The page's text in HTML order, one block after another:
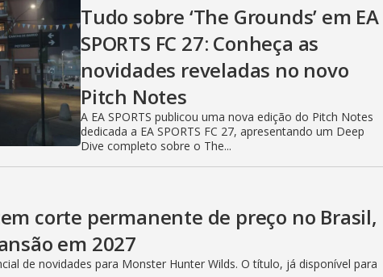
Tudo sobre ‘The Grounds’ em EA
SPORTS FC 27: Conheça as
novidades reveladas no novo
Pitch Notes
A EA SPORTS publicou uma nova edição do Pitch Notes
dedicada a EA SPORTS FC 27, apresentando um Deep
Dive completo sobre o The...
corte permanente de preço no Brasil,
em 2027
de novidades para Monster Hunter Wilds. O título, já disponível para